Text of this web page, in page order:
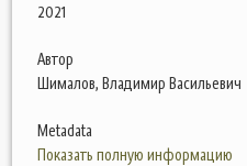
2021
Автор
Шималов, Владимир Васильевич
Metadata
Показать полную информацию